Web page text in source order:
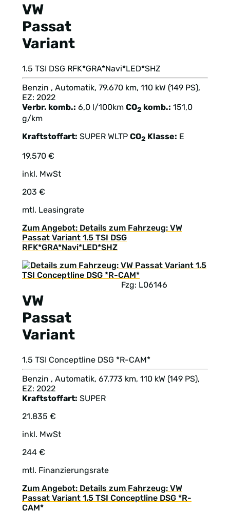
VW
Passat
Variant
1.5 TSI DSG RFK*GRA*Navi*LED*SHZ
Benzin , Automatik, 79.670 km, 110 kW (149 PS),
EZ: 2022
Verbr. komb.: 6,0 l/100km CO2 komb.: 151,0
g/km
Kraftstoffart: SUPER WLTP CO2 Klasse: E
19.570 €
inkl. MwSt
203 €
mtl. Leasingrate
Zum Angebot: Details zum Fahrzeug: VW
Passat Variant 1.5 TSI DSG
RFK*GRA*Navi*LED*SHZ
VW
Passat
Variant
Fzg: L06146
1.5 TSI Conceptline DSG *R-CAM*
Benzin , Automatik, 67.773 km, 110 kW (149 PS),
EZ: 2022
Kraftstoffart: SUPER
21.835 €
inkl. MwSt
244 €
mtl. Finanzierungsrate
Zum Angebot: Details zum Fahrzeug: VW
Passat Variant 1.5 TSI Conceptline DSG *R-
CAM*